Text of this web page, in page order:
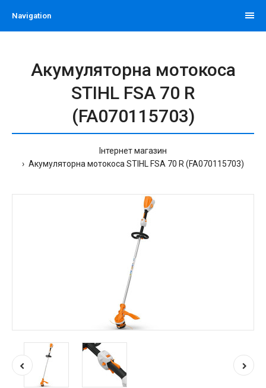
Navigation
Акумуляторна мотокоса
STIHL FSA 70 R
(FA070115703)
Інтернет магазин
Акумуляторна мотокоса STIHL FSA 70 R (FA070115703)